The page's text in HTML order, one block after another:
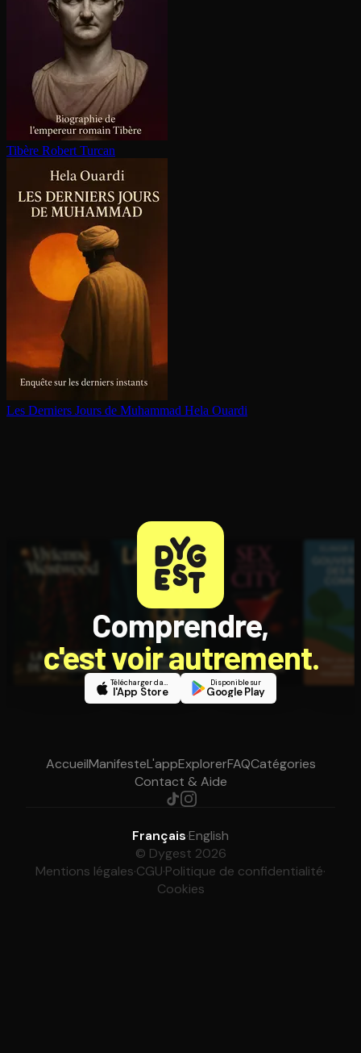
Tibère Robert Turcan
Les Derniers Jours de Muhammad Hela Ouardi
Comprendre,
c'est voir autrement.
Télécharger dans
l'App Store
Disponible sur
Google Play
AccueilManifesteL'appExplorerFAQCatégories
Contact & Aide
Français·English
© Dygest 2026
Mentions légales·CGU·Politique de confidentialité·
Cookies